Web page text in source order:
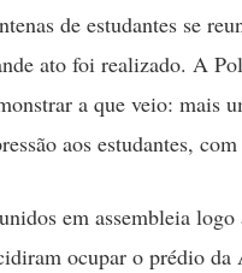
de estudantes se
ato foi realizado. A
a que veio: mais
aos estudantes,
em assembleia
ocupar o prédio